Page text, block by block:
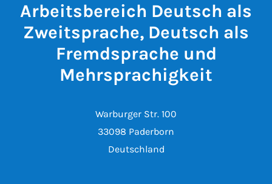
Arbeitsbereich Deutsch als
Zweitsprache, Deutsch als
Fremdsprache und
Mehrsprachigkeit
Warburger Str. 100
33098 Paderborn
Deutschland